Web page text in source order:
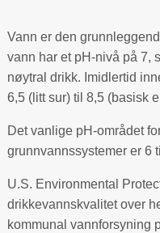
Vann er den
vann har et pH-nivå på 7,
nøytral drikk. Imidlertid
6,5 ​​(litt sur) til 8,5 (basisk
Det vanlige pH-området
grunnvannssystemer er 6
U.S. Environmental
drikkevannskvalitet over
kommunal vannforsyning